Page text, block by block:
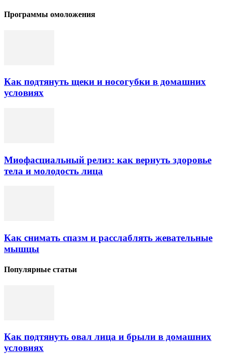
Программы омоложения
Как подтянуть щеки и носогубки в домашних
условиях
Миофасциальный релиз: как вернуть здоровье
тела и молодость лица
Как снимать спазм и расслаблять жевательные
мышцы
Популярные статьи
Как подтянуть овал лица и брыли в домашних
условиях